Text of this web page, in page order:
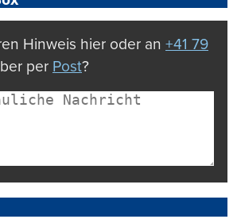
Hinweis hier oder an +41 79
per Post?